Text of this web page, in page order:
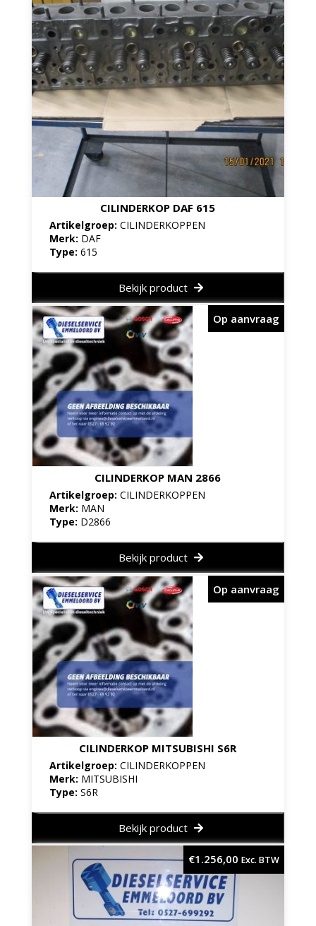
CILINDERKOP DAF 615
Artikelgroep: CILINDERKOPPEN
Merk: DAF
Type: 615
Bekijk product
CILINDERKOP MAN 2866
Artikelgroep: CILINDERKOPPEN
Merk: MAN
Type: D2866
Op aanvraag
Bekijk product
CILINDERKOP MITSUBISHI S6R
Artikelgroep: CILINDERKOPPEN
Merk: MITSUBISHI
Type: S6R
Op aanvraag
Bekijk product
€1.256,00 Exc. BTW